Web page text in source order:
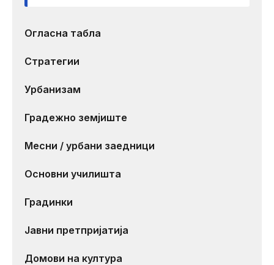
Огласна табла
Стратегии
Урбанизам
Градежно земјиште
Месни / урбани заедници
Основни училишта
Градинки
Јавни претпријатија
Домови на култура